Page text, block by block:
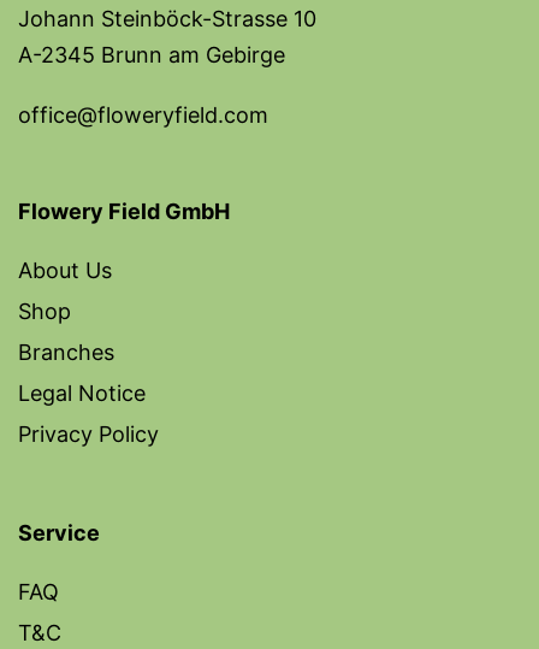
Johann Steinböck-Strasse 10
A-2345 Brunn am Gebirge
office@floweryfield.com
Flowery Field GmbH
About Us
Shop
Branches
Legal Notice
Privacy Policy
Service
FAQ
T&C